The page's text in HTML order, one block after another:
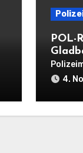
POL-
einer
4.